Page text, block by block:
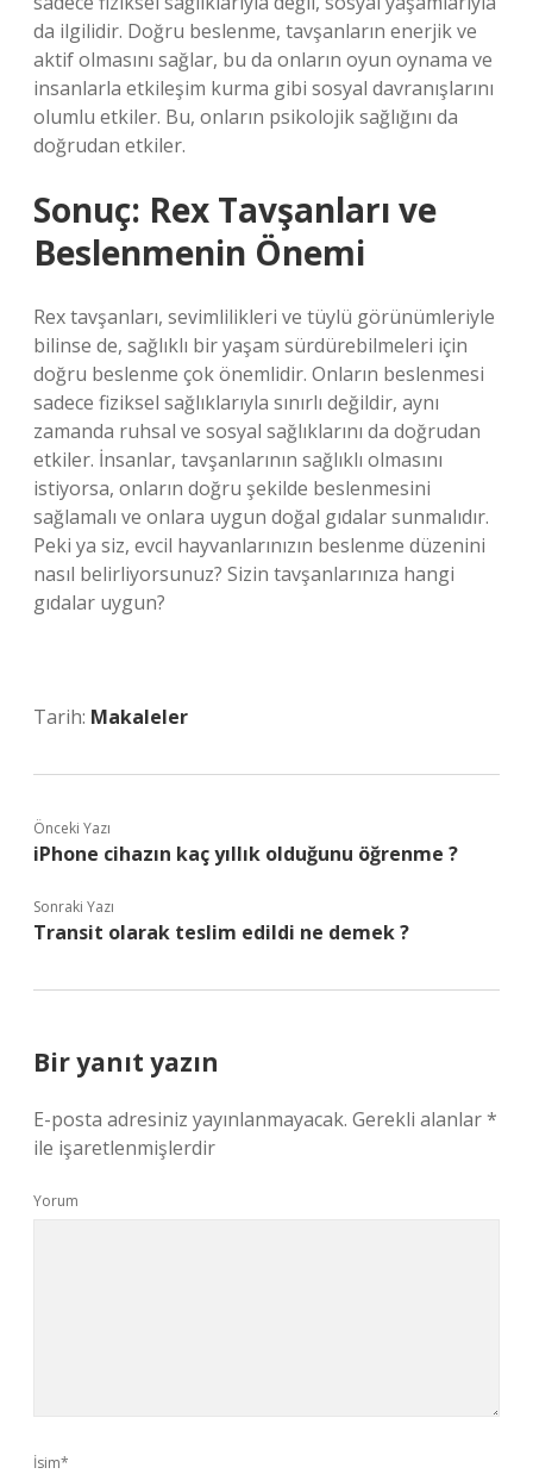
da ilgilidir. Doğru beslenme, tavşanların enerjik ve
aktif olmasını sağlar, bu da onların oyun oynama ve
insanlarla etkileşim kurma gibi sosyal davranışlarını
olumlu etkiler. Bu, onların psikolojik sağlığını da
doğrudan etkiler.
Sonuç: Rex Tavşanları ve
Beslenmenin Önemi
Rex tavşanları, sevimlilikleri ve tüylü görünümleriyle
bilinse de, sağlıklı bir yaşam sürdürebilmeleri için
doğru beslenme çok önemlidir. Onların beslenmesi
sadece fiziksel sağlıklarıyla sınırlı değildir, aynı
zamanda ruhsal ve sosyal sağlıklarını da doğrudan
etkiler. İnsanlar, tavşanlarının sağlıklı olmasını
istiyorsa, onların doğru şekilde beslenmesini
sağlamalı ve onlara uygun doğal gıdalar sunmalıdır.
Peki ya siz, evcil hayvanlarınızın beslenme düzenini
nasıl belirliyorsunuz? Sizin tavşanlarınıza hangi
gıdalar uygun?
Tarih: Makaleler
Önceki Yazı
iPhone cihazın kaç yıllık olduğunu öğrenme ?
Sonraki Yazı
Transit olarak teslim edildi ne demek ?
Bir yanıt yazın
E-posta adresiniz yayınlanmayacak. Gerekli alanlar*
ile işaretlenmişlerdir
Yorum
İsim*